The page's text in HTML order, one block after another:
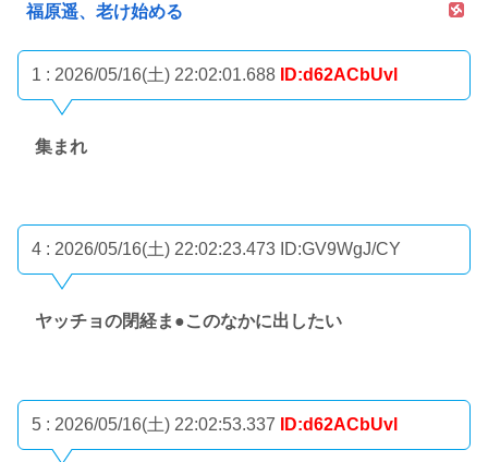
福原遥、老け始める
1 : 2026/05/16(土) 22:02:01.688 ID:d62ACbUvl
集まれ
4 : 2026/05/16(土) 22:02:23.473 ID:GV9WgJ/CY
ヤッチョの閉経ま●このなかに出したい
5 : 2026/05/16(土) 22:02:53.337 ID:d62ACbUvl